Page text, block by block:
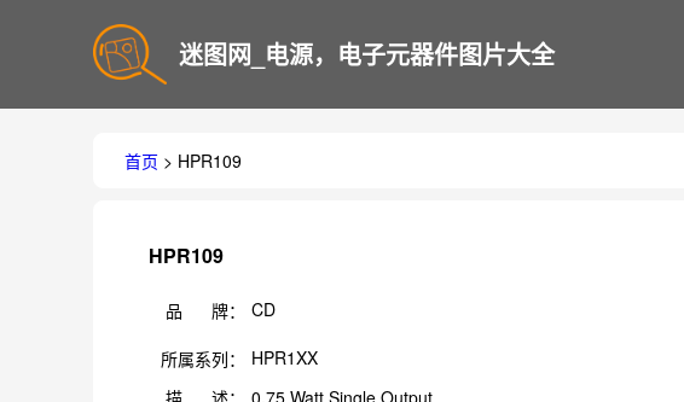
迷图网_电源，电子元器件图片大全
首页 > HPR109
HPR109
品 牌： CD
所属系列：
HPR1XX
描 述：
0.75 Watt Single Output